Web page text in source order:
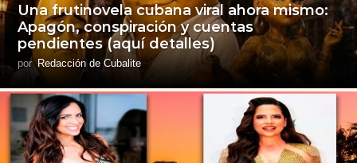
Una frutinovela cubana viral ahora mismo:
Apagón, conspiración y cuentas
pendientes (aquí detalles)
por Redacción de Cubalite